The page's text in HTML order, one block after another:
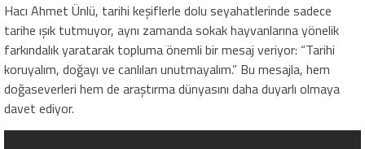
Hacı Ahmet Ünlü, tarihi keşiflerle dolu seyahatlerinde sadece
tarihe ışık tutmuyor, aynı zamanda sokak hayvanlarına yönelik
farkındalık yaratarak topluma önemli bir mesaj veriyor: “Tarihi
koruyalım, doğayı ve canlıları unutmayalım.” Bu mesajla, hem
doğaseverleri hem de araştırma dünyasını daha duyarlı olmaya
davet ediyor.